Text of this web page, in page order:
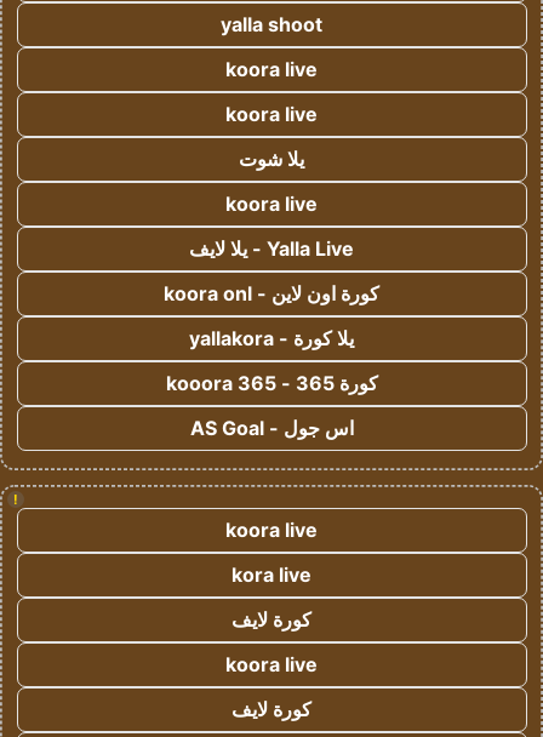
yalla shoot
koora live
koora live
يلا شوت
koora live
Yalla Live - يلا لايف
كورة اون لاين - koora onl
يلا كورة - yallakora
كورة 365 - kooora 365
اس جول - AS Goal
!
koora live
kora live
كورة لايف
koora live
كورة لايف